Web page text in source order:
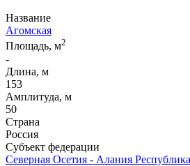
Название
Агомская
Площадь, м2
-
Длина, м
153
Амплитуда, м
50
Страна
Россия
Субъект федерации
Северная Осетия - Алания Республика